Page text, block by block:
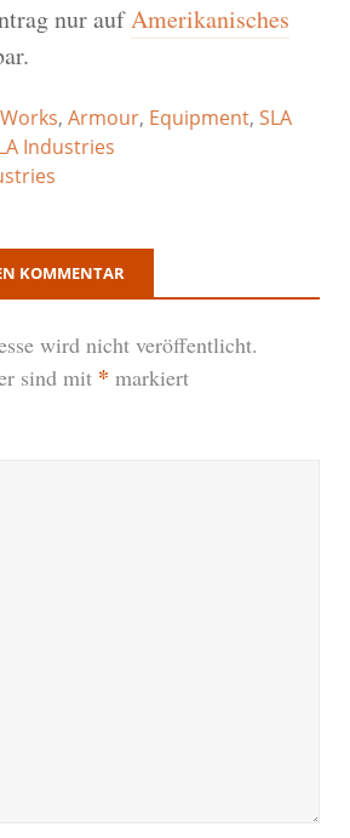
nur aufAmerikanisches
, Armour, Equipment, SLA
Industries
KOMMENTAR
wird nicht veröffentlicht.
sind mit * markiert